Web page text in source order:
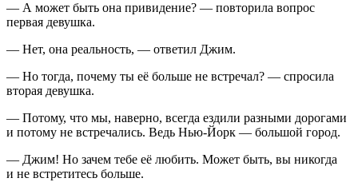
— А может быть она привидение? — повторила вопрос
первая девушка.
— Нет, она реальность, — ответил Джим.
— Но тогда, почему ты её больше не встречал? — спросила
вторая девушка.
— Потому, что мы, наверно, всегда ездили разными дорогами
и потому не встречались. Ведь Нью-Йорк — большой город.
— Джим! Но зачем тебе её любить. Может быть, вы никогда
и не встретитесь больше.